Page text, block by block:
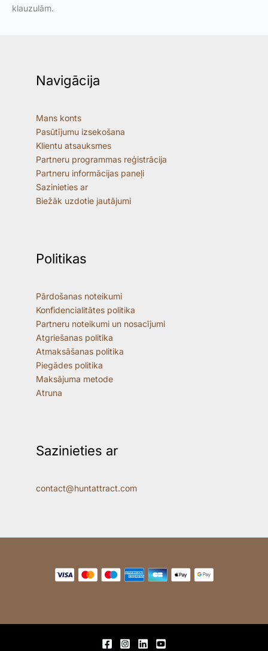
klauzulām.
Navigācija
Mans konts
Pasūtījumu izsekošana
Klientu atsauksmes
Partneru programmas reģistrācija
Partneru informācijas paneļi
Sazinieties ar
Biežāk uzdotie jautājumi
Politikas
Pārdošanas noteikumi
Konfidencialitātes politika
Partneru noteikumi un nosacījumi
Atgriešanas politika
Atmaksāšanas politika
Piegādes politika
Maksājuma metode
Atruna
Sazinieties ar
contact@huntattract.com